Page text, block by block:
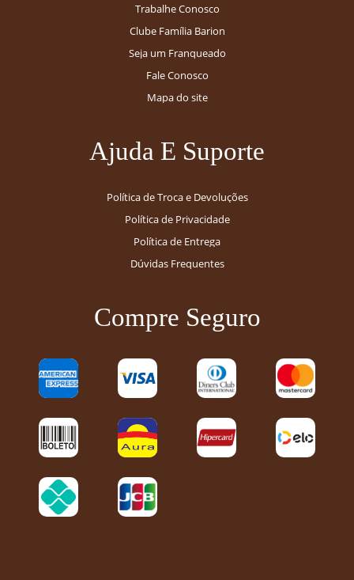
Trabalhe Conosco
Clube Família Barion
Seja um Franqueado
Fale Conosco
Mapa do site
Ajuda E Suporte
Política de Troca e Devoluções
Política de Privacidade
Política de Entrega
Dúvidas Frequentes
Compre Seguro